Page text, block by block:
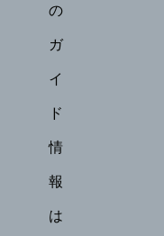
の
ガ
イ
ド
情
報
は